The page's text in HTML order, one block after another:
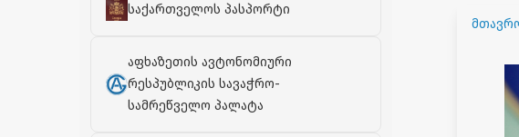
საქართველოს პასპორტი
აფხაზეთის ავტონომიური
რესპუბლიკის სავაჭრო-
სამრეწველო პალატა